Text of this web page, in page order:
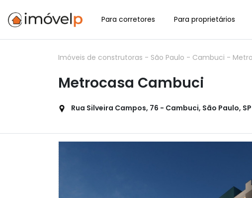
Para corretores Para proprietários
Imóveis de construtoras - São Paulo - Cambuci -
Metrocasa Cambuci
Rua Silveira Campos, 76 - Cambuci, São Paulo, SP